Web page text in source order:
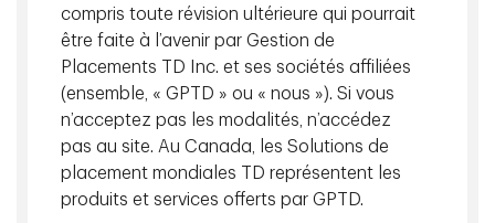
Les produits de base jouent un rôle important dans la
construction de portefeuilles en raison de leur bêta élevé
et de leur sensibilité à l’inflation, de leur faible corrélation
avec les composantes traditionnelles du portefeuille, de la
liquidité quotidienne ainsi que des tendances favorables à
compris toute révision ultérieure qui pourrait
être faite à l’avenir par Gestion de
Placements TD Inc. et ses sociétés affiliées
(ensemble, « GPTD » ou « nous »). Si vous
n’acceptez pas les modalités, n’accédez
pas au site. Au Canada, les Solutions de
placement mondiales TD représentent les
produits et services offerts par GPTD.